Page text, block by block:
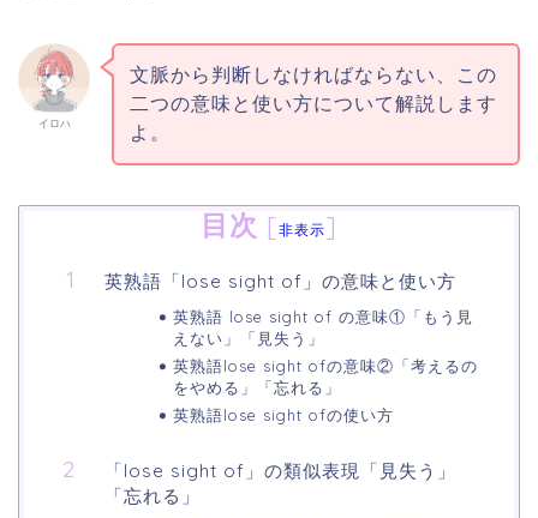
イロハ
文脈から判断しなければならない、この
二つの意味と使い方について解説します
よ。
目次 [非表示]
英熟語「lose sight of」の意味と使い方
英熟語 lose sight of の意味①「もう見
えない」「見失う」
英熟語lose sight ofの意味②「考えるの
をやめる」「忘れる」
英熟語lose sight ofの使い方
「lose sight of」の類似表現「見失う」
「忘れる」